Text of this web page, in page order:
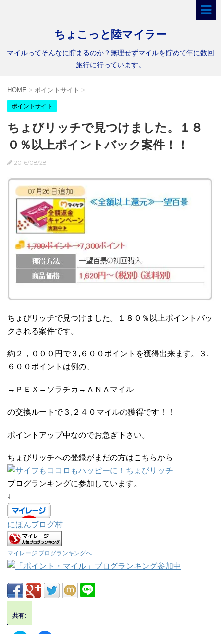
ちょこっと陸マイラー
マイルってそんなに貯まるのか？無理せずマイルを貯めて年に数回
旅行に行っています。
HOME > ポイントサイト >
ポイントサイト
ちょびリッチで見つけました。１８
０％以上ポイントバック案件！！
2016/08/28
ちょびリッチで見つけました。１８０％以上ポイントバッ
クされる案件です。
約２，０００円で３,６００ポイントを獲得出来ます。３,
６００ポイントは例の、
→ＰＥＸ→ソラチカ→ＡＮＡマイル
の交換ルートで３,２４０マイルの獲得です！！
ポイントアップ中なのでお急ぎ下さい。
ちょびリッチへの登録がまだの方はこちらから
ブログランキングに参加しています。
↓
にほんブログ村
マイレージ ブログランキングへ
共有: